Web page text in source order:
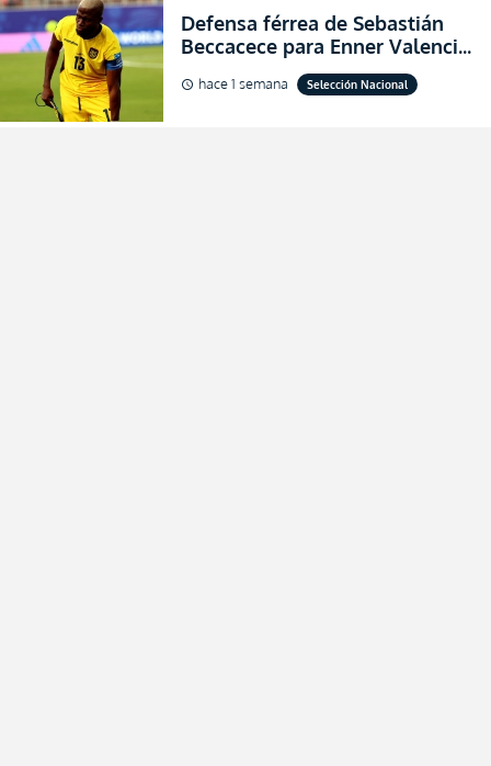
Defensa férrea de Sebastián
Beccacece para Enner Valencia
al indicar que era el hombre
indicado para Ecuador
schedule hace 1 semana Selección Nacional